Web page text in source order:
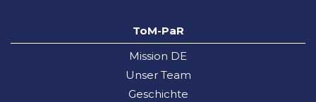
ToM-PaR
Mission DE
Unser Team
Geschichte